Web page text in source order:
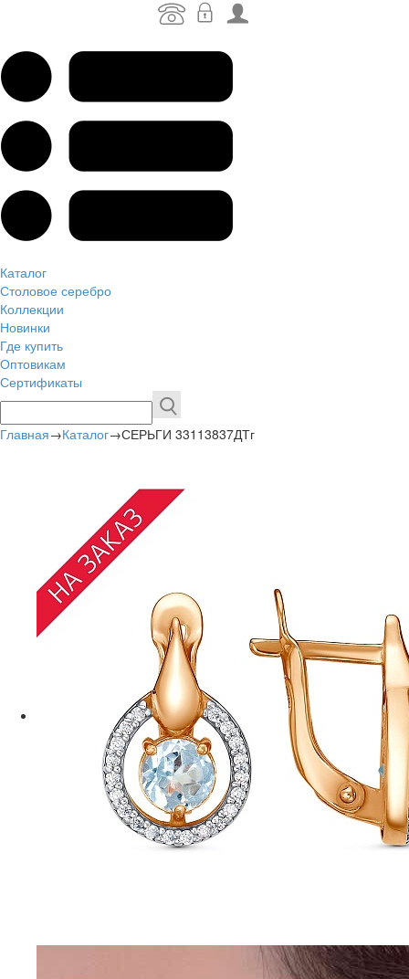
Каталог
Столовое серебро
Коллекции
Новинки
Где купить
Оптовикам
Сертификаты
Главная→Каталог→СЕРЬГИ 33113837ДТг